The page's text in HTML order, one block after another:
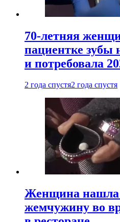
70-летняя
пациентке зубы
и потребовала
2 года спустя2 года спустя
Женщина нашла
жемчужину во